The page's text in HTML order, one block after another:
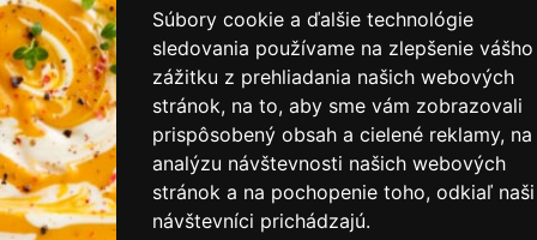
Súbory cookie a ďalšie technológie
sledovania používame na zlepšenie vášho
zážitku z prehliadania našich webových
stránok, na to, aby sme vám zobrazovali
prispôsobený obsah a cielené reklamy, na
analýzu návštevnosti našich webových
stránok a na pochopenie toho, odkiaľ naši
návštevníci prichádzajú.
KONTAKTUJTE NÁS
PRIHLÁSIŤ SA DO ZÁKAZNÍCKEJ ZÓNY
Všeobecné obchodné podmienky
Ochrana osobných údajov
Cookies